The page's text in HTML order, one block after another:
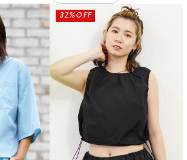
32%OFF